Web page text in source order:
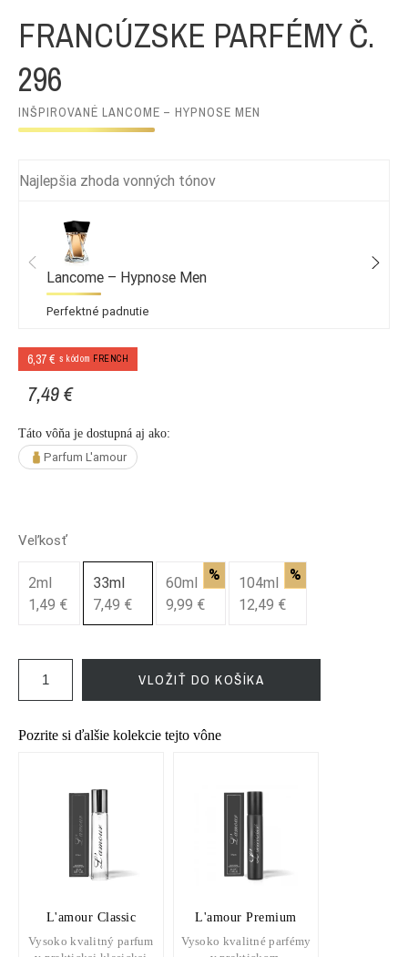
FRANCÚZSKE PARFÉMY Č.
296
INŠPIROVANÉ LANCOME – HYPNOSE MEN
Najlepšia zhoda vonných tónov
Lancome – Hypnose Men
Perfektné padnutie
6,37 € s kódom FRENCH
7,49 €
Táto vôňa je dostupná aj ako:
Parfum L'amour
Veľkosť
2ml
1,49 €
33ml
7,49 €
60ml %
9,99 €
104ml %
12,49 €
VLOŽIŤ DO KOŠÍKA
Pozrite si ďalšie kolekcie tejto vône
L'amour Classic
Vysoko kvalitný parfum
L'amour Premium
Vysoko kvalitné parfémy